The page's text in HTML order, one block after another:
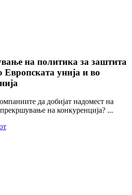
на политика за заштита
Европската унија и во
да добијат надомест на
на конкуренција? ...